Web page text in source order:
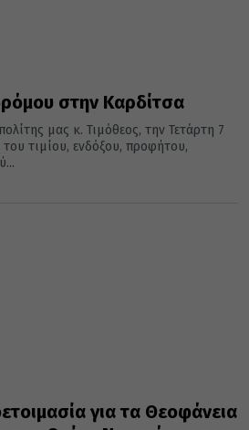
στην Καρδίτσα
μας κ. Τιμόθεος, την Τετάρτη 7
του τιμίου, ενδόξου, προφήτου,
για τα Θεοφάνεια